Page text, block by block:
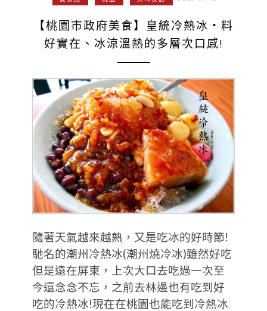
【桃園市政府美食】皇統冷熱冰‧料
好實在、冰涼溫熱的多層次口感!
隨著天氣越來越熱，又是吃冰的好時節!
馳名的潮州冷熱冰(潮州燒冷冰)雖然好吃
但是遠在屏東，上次大口去吃過一次至
今還念念不忘，之前去林邊也有吃到好
吃的冷熱冰!現在在桃園也能吃到冷熱冰